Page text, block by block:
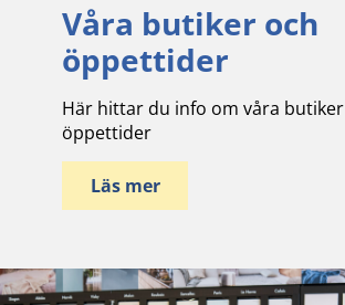
Våra butiker och
öppettider
Här hittar du info om våra
öppettider
Läs mer